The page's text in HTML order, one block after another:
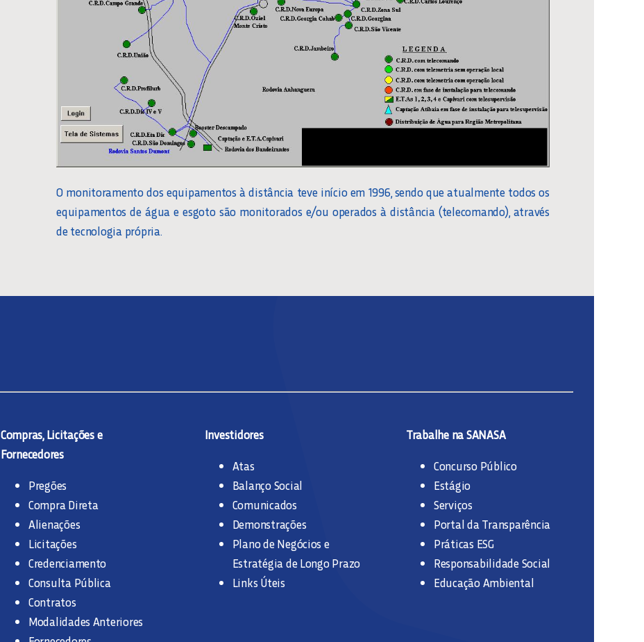
O monitoramento dos equipamentos à distância teve início em 1996, sendo que atualmente todos os
equipamentos de água e esgoto são monitorados e/ou operados à distância (telecomando), através
de tecnologia própria.
Compras, Licitações e
Fornecedores
Pregões
Compra Direta
Alienações
Licitações
Credenciamento
Consulta Pública
Contratos
Modalidades Anteriores
Investidores
Atas
Balanço Social
Comunicados
Demonstrações
Plano de Negócios e
Estratégia de Longo Prazo
Links Úteis
Trabalhe na SANASA
Concurso Público
Estágio
Serviços
Portal da Transparência
Práticas ESG
Responsabilidade Social
Educação Ambiental